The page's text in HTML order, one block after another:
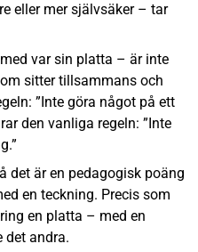
eller mer självsäker – tar
var sin platta – är inte
sitter tillsammans och
”Inte göra något på ett
den vanliga regeln: ”Inte
det är en pedagogisk poäng
en teckning. Precis som
en platta – med en
det andra.